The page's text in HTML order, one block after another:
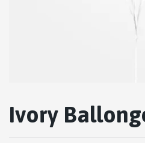
Ivory